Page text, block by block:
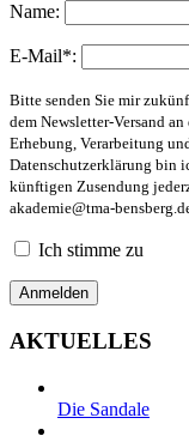
Name:
E-Mail*:
Bitte senden Sie mir
dem Newsletter-Versand
Erhebung, Verarbeitung
Datenschutzerklärung bin
künftigen Zusendung
akademie@tma-
Ich stimme zu
AKTUELLES
Die Sandale